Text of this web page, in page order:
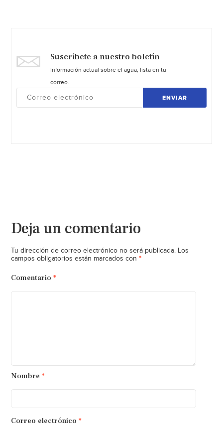
Suscríbete a nuestro boletín
Información actual sobre el agua, lista en tu
correo.
ENVIAR
Deja un comentario
Tu dirección de correo electrónico no será publicada. Los
campos obligatorios están marcados con *
Comentario *
Nombre *
Correo electrónico *